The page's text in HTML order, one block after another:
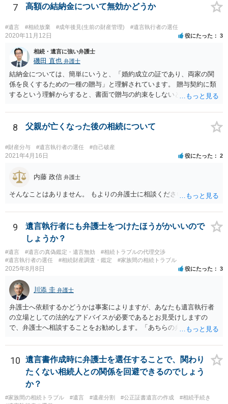
針を取るか決められたらよいと思います。
7 高額の結納金について無効かどうか
#遺言 #相続放棄 #成年後見(生前の財産管理) #遺言執行者の選任
2020年11月12日 役にたった 3
相続・遺言に強い弁護士
磯田 直也 弁護士
結納金については、簡単にいうと、「婚約成立の証であり、両家の関
係を良くするための一種の贈与」と理解されています。 贈与契約に類
するという理解からすると、書面で贈与の約束をしないと相手方は支
ことは困難です。 くれぐれも今後お気をつけください。 弁護士に対応
を依頼されるのも悪くはありませんが、感情的な理由が強いと思いま
8 父親が亡くなった後の相続について
#財産分与 #遺言執行者の選任 #自己破産
2021年4月16日 役にたった 2
内藤 政信 弁護士
そんなことはありません。 もよりの弁護士に相談ください。
9
遺言執行者にも弁護士をつけたほうがかいいので
しょうか？
#遺言 #遺言の真偽鑑定・遺言無効
#相続トラブルの代理交渉
#遺言執行者の選任
#相続財産調査・鑑定 #家族間の相続トラブル
2025年8月8日 役にたった 3
川添 圭 弁護士
弁護士へ依頼するかどうかは事案によりますが、あなたも遺言執行者
の立場としての法的なアドバイスが必要であるとお見受けしますの
で、弁護士へ相談することをお勧めします。「あちらの弁護士」（元
誘導しかしてこないと思います。
10
遺言書作成時に弁護士を選任することで、関わり
たくない相続人との関係を回避できるのでしょう
か？
#家族間の相続トラブル #遺言 #遺産分割 #公正証書遺言の作成
#相続手続き